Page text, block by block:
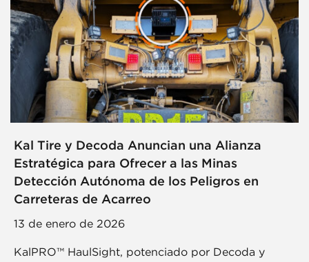
Kal Tire y Decoda Anuncian una Alianza
Estratégica para Ofrecer a las Minas
Detección Autónoma de los Peligros en
Carreteras de Acarreo
13 de enero de 2026
KalPRO™ HaulSight, potenciado por Decoda y